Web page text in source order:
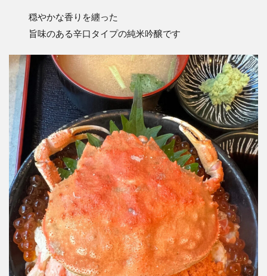
穏やかな香りを纏った
旨味のある辛口タイプの純米吟醸です